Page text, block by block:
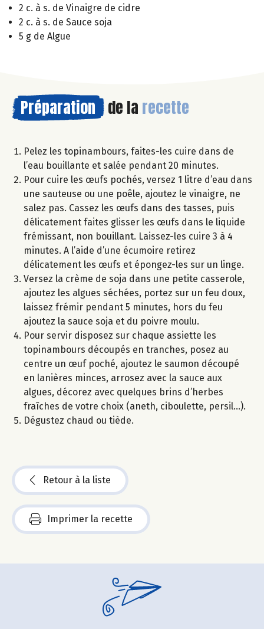
2 c. à s. de Vinaigre de cidre
2 c. à s. de Sauce soja
5 g de Algue
Préparation de la recette
Pelez les topinambours, faites-les cuire dans de
l’eau bouillante et salée pendant 20 minutes.
Pour cuire les œufs pochés, versez 1 litre d’eau dans
une sauteuse ou une poêle, ajoutez le vinaigre, ne
salez pas. Cassez les œufs dans des tasses, puis
délicatement faites glisser les œufs dans le liquide
frémissant, non bouillant. Laissez-les cuire 3 à 4
minutes. A l’aide d’une écumoire retirez
délicatement les œufs et épongez-les sur un linge.
Versez la crème de soja dans une petite casserole,
ajoutez les algues séchées, portez sur un feu doux,
laissez frémir pendant 5 minutes, hors du feu
ajoutez la sauce soja et du poivre moulu.
Pour servir disposez sur chaque assiette les
topinambours découpés en tranches, posez au
centre un œuf poché, ajoutez le saumon découpé
en lanières minces, arrosez avec la sauce aux
algues, décorez avec quelques brins d’herbes
fraîches de votre choix (aneth, ciboulette, persil…).
Dégustez chaud ou tiède.
Retour à la liste
Imprimer la recette